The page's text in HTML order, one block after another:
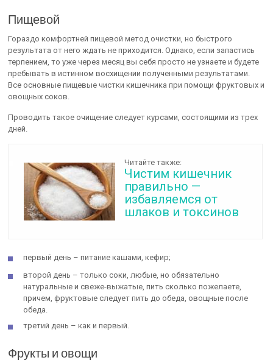
Пищевой
Гораздо комфортней пищевой метод очистки, но быстрого
результата от него ждать не приходится. Однако, если запастись
терпением, то уже через месяц вы себя просто не узнаете и будете
пребывать в истинном восхищении полученными результатами.
Все основные пищевые чистки кишечника при помощи фруктовых и
овощных соков.
Проводить такое очищение следует курсами, состоящими из трех
дней.
Читайте также:
Чистим кишечник
правильно —
избавляемся от
шлаков и токсинов
первый день – питание кашами, кефир;
второй день – только соки, любые, но обязательно
натуральные и свеже-выжатые, пить сколько пожелаете,
причем, фруктовые следует пить до обеда, овощные после
обеда.
третий день – как и первый.
Фрукты и овощи